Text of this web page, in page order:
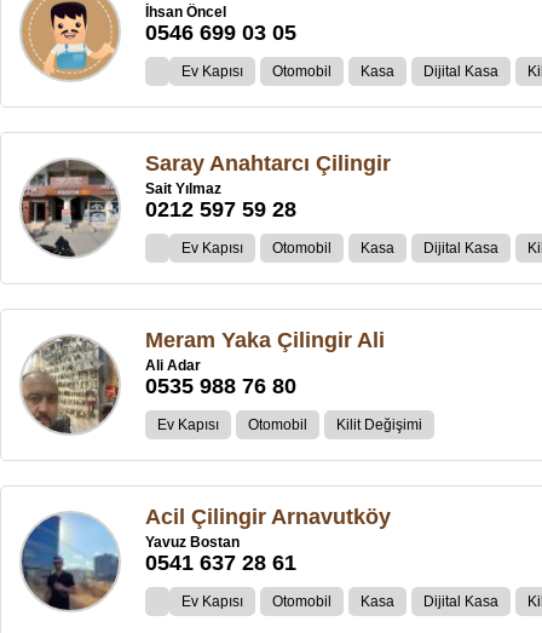
İhsan Öncel
0546 699 03 05
Ev Kapısı Otomobil Kasa Dijital Kasa
Saray Anahtarcı Çilingir
Sait Yılmaz
0212 597 59 28
Ev Kapısı Otomobil Kasa Dijital Kasa
Meram Yaka Çilingir Ali
Ali Adar
0535 988 76 80
Ev Kapısı Otomobil Kilit Değişimi
Acil Çilingir Arnavutköy
Yavuz Bostan
0541 637 28 61
Ev Kapısı Otomobil Kasa Dijital Kasa